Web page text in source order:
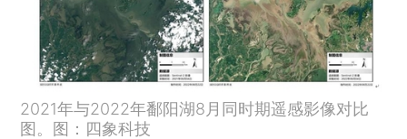
2021年与2022年鄱阳湖8月同时期遥感影像对比
图。图：四象科技